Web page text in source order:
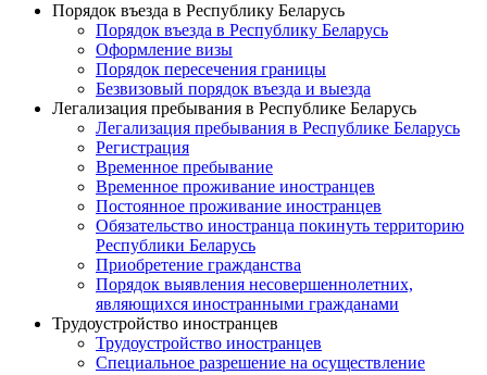
Порядок въезда в Республику Беларусь
Порядок въезда в Республику Беларусь
Оформление визы
Порядок пересечения границы
Безвизовый порядок въезда и выезда
Легализация пребывания в Республике Беларусь
Легализация пребывания в Республике Беларусь
Регистрация
Временное пребывание
Временное проживание иностранцев
Постоянное проживание иностранцев
Обязательство иностранца покинуть территорию
Республики Беларусь
Приобретение гражданства
Порядок выявления несовершеннолетних,
являющихся иностранными гражданами
Трудоустройство иностранцев
Трудоустройство иностранцев
Специальное разрешение на осуществление